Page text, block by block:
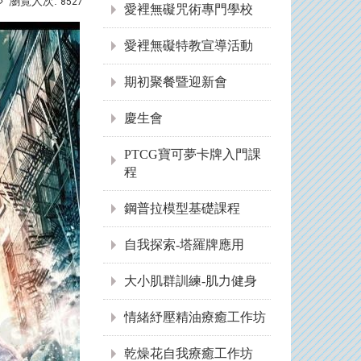
愛裡無礙咒術專門學校
愛裡無礙特教宣導活動
期初聚餐暨迎新會
慶生會
PTCG寶可夢卡牌入門課
程
鋼普拉模型基礎課程
自我探索-塔羅牌應用
大小肌群訓練-肌力健身
情緒紓壓精油療癒工作坊
乾燥花自我療癒工作坊